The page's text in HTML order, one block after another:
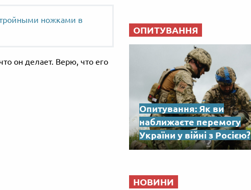
ножками в
он делает. Верю, что его
ОПИТУВАННЯ
Опитування: Як ви
наближаєте перемогу
України у війні з Росією?
НОВИНИ